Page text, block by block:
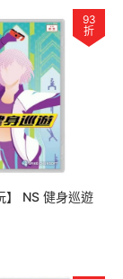
93
折
】 NS 健身巡遊